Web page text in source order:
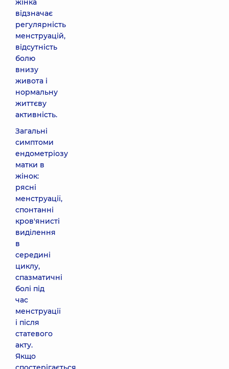
жінка
відзначає
регулярність
менструацій,
відсутність
болю
внизу
живота і
нормальну
життєву
активність.
Загальні
симптоми
ендометріозу
матки в
жінок:
рясні
менструації,
спонтанні
кров'янисті
виділення
в
середині
циклу,
спазматичні
болі під
час
менструації
і після
статевого
акту.
Якщо